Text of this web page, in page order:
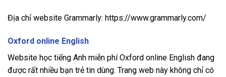
Địa chỉ website Grammarly: https://www.grammarly.com/
Oxford online English
Website học tiếng Anh miễn phí Oxford online English đang
được rất nhiều bạn trẻ tin dùng. Trang web này không chỉ có